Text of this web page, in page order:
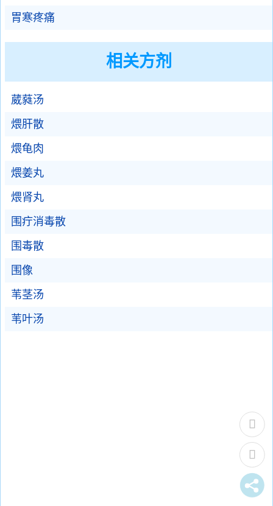
胃寒疼痛
相关方剂
葳蕤汤
煨肝散
煨龟肉
煨姜丸
煨肾丸
围疔消毒散
围毒散
围像
苇茎汤
苇叶汤